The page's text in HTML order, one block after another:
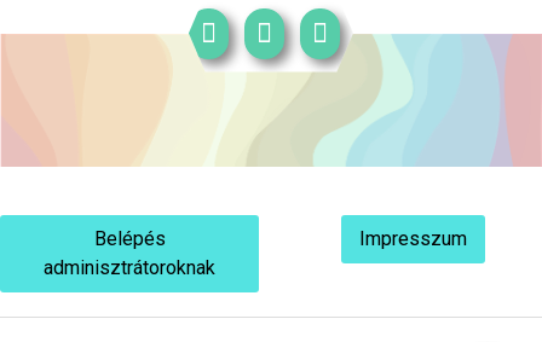
Belépés
adminisztrátoroknak
Impresszum